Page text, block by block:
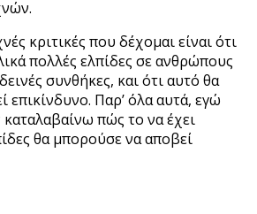
κριτικές που δέχομαι είναι ότι
πολλές ελπίδες σε ανθρώπους
συνθήκες, και ότι αυτό θα
επικίνδυνο. Παρ’ όλα αυτά, εγώ
πώς το να έχει
θα μπορούσε να αποβεί